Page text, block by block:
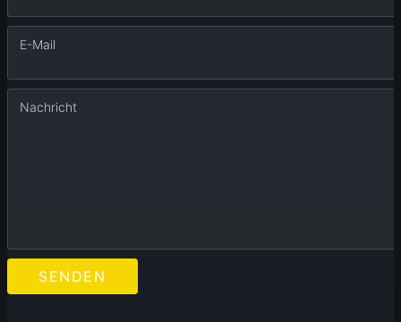
E-Mail
Nachricht
SENDEN